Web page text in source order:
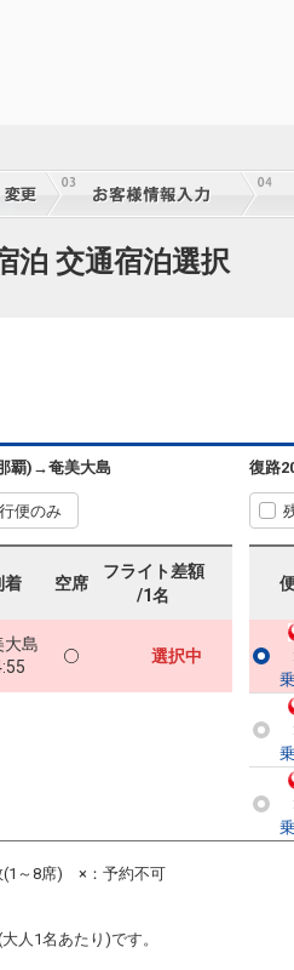
泊 交通宿泊選択
覇) →奄美大島
便のみ
着 空席
フライト差額
/1名
大島
選択中
復路
(1～8席) ×：予約不可
人1名あたり)です。